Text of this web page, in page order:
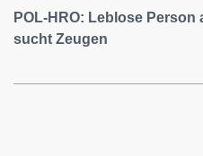
POL-HRO: Leblose Person
sucht Zeugen